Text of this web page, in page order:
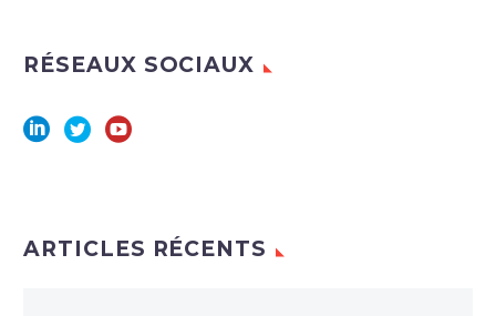
RÉSEAUX SOCIAUX
ARTICLES RÉCENTS